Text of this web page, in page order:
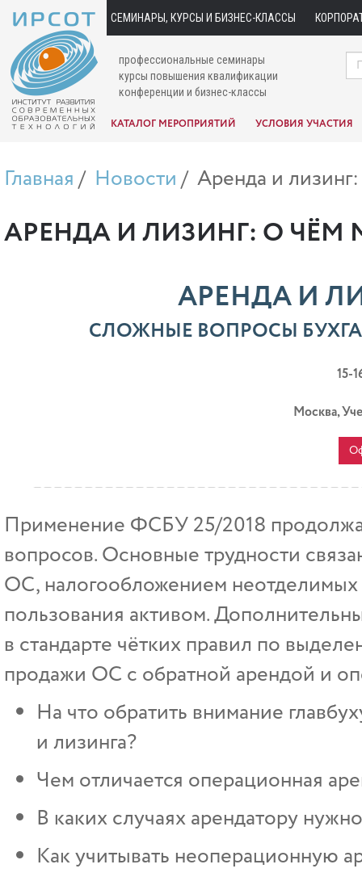
СЕМИНАРЫ, КУРСЫ И БИЗНЕС-КЛАССЫ
профессиональные семинары
курсы повышения квалификации
конференции и бизнес-классы
КАТАЛОГ МЕРОПРИЯТИЙ УСЛОВИЯ УЧАСТИЯ
Главная Новости Аренда и
АРЕНДА И ЛИЗИНГ: О ЧЁМ
АРЕНДА И
СЛОЖНЫЕ ВОПРОСЫ
15-
Москва,
Применение ФСБУ 25/2018
вопросов. Основные трудности
ОС, налогообложением
пользования активом.
в стандарте чётких правил по
продажи ОС с обратной арендой и
На что обратить внимание
и лизинга?
Чем отличается операционная
В каких случаях арендатору
Как учитывать неоперационную